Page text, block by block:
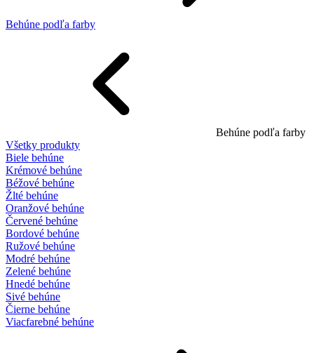
Behúne podľa farby
Behúne podľa farby
Všetky produkty
Biele behúne
Krémové behúne
Béžové behúne
Žlté behúne
Oranžové behúne
Červené behúne
Bordové behúne
Ružové behúne
Modré behúne
Zelené behúne
Hnedé behúne
Sivé behúne
Čierne behúne
Viacfarebné behúne